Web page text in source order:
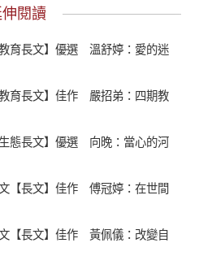
伸閱讀
育長文】優選 溫舒婷：愛的迷
育長文】佳作 嚴招弟：四期教
態長文】優選 向晚：當心的河
【長文】佳作 傅冠婷：在世間
【長文】佳作 黃佩儀：改變自